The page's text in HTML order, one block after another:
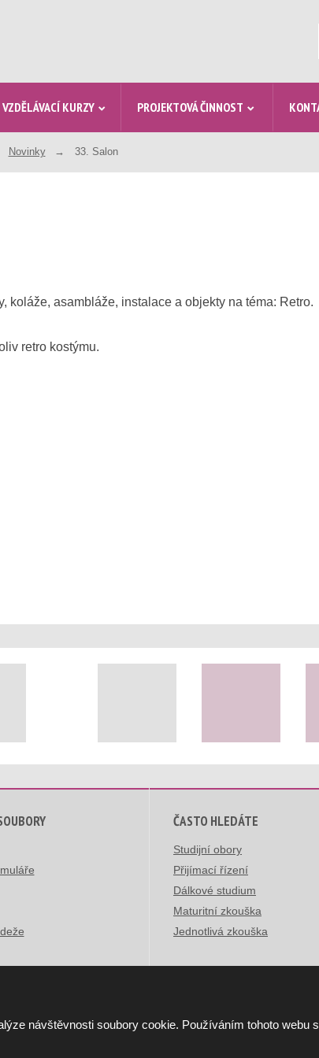
VZDĚLÁVACÍ KURZY PROJEKTOVÁ ČINNOST
Novinky 33. Salon
koláže, asambláže, instalace a objekty na téma: Retro.
retro kostýmu.
ČASTO HLEDÁTE
Studijní obory
Přijímací řízení
Dálkové studium
Maturitní zkouška
Jednotlivá zkouška
návštěvnosti soubory cookie. Používáním tohoto webu